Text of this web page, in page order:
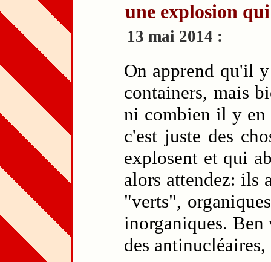
une explosion
13 mai 2014 :
On apprend qu'il
containers, mais
ni combien il y en
c'est juste des
explosent et qui
alors attendez: ils
"verts",
inorganiques. Ben
des